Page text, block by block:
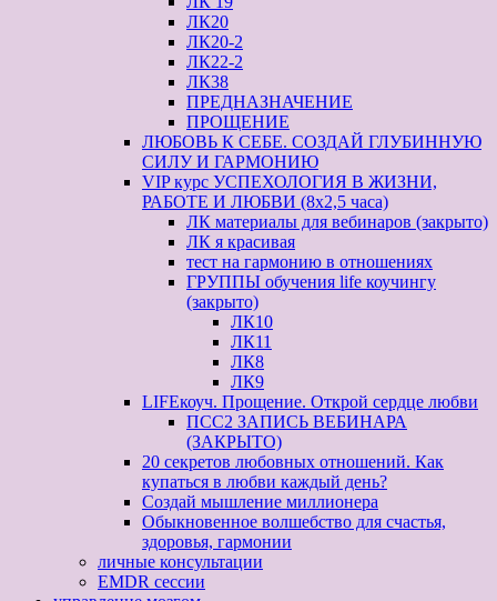
ЛК20
ЛК20-2
ЛК22-2
ЛК38
ПРЕДНАЗНАЧЕНИЕ
ПРОЩЕНИЕ
ЛЮБОВЬ К СЕБЕ. СОЗДАЙ ГЛУБИННУЮ
СИЛУ И ГАРМОНИЮ
VIP курс УСПЕХОЛОГИЯ В ЖИЗНИ,
РАБОТЕ И ЛЮБВИ (8х2,5 часа)
ЛК материалы для вебинаров (закрыто)
ЛК я красивая
тест на гармонию в отношениях
ГРУППЫ обучения life коучингу
(закрыто)
ЛК10
ЛК11
ЛК8
ЛК9
LIFEкоуч. Прощение. Открой сердце любви
ПСС2 ЗАПИСЬ ВЕБИНАРА
(ЗАКРЫТО)
20 секретов любовных отношений. Как
купаться в любви каждый день?
Создай мышление миллионера
Обыкновенное волшебство для счастья,
здоровья, гармонии
личные консультации
EMDR сессии